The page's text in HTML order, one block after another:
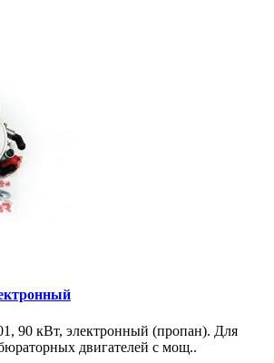
90 кВт, электронный (пропан). Для
двигателей с мощ..